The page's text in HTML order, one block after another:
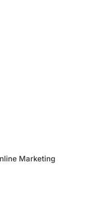
Marketing